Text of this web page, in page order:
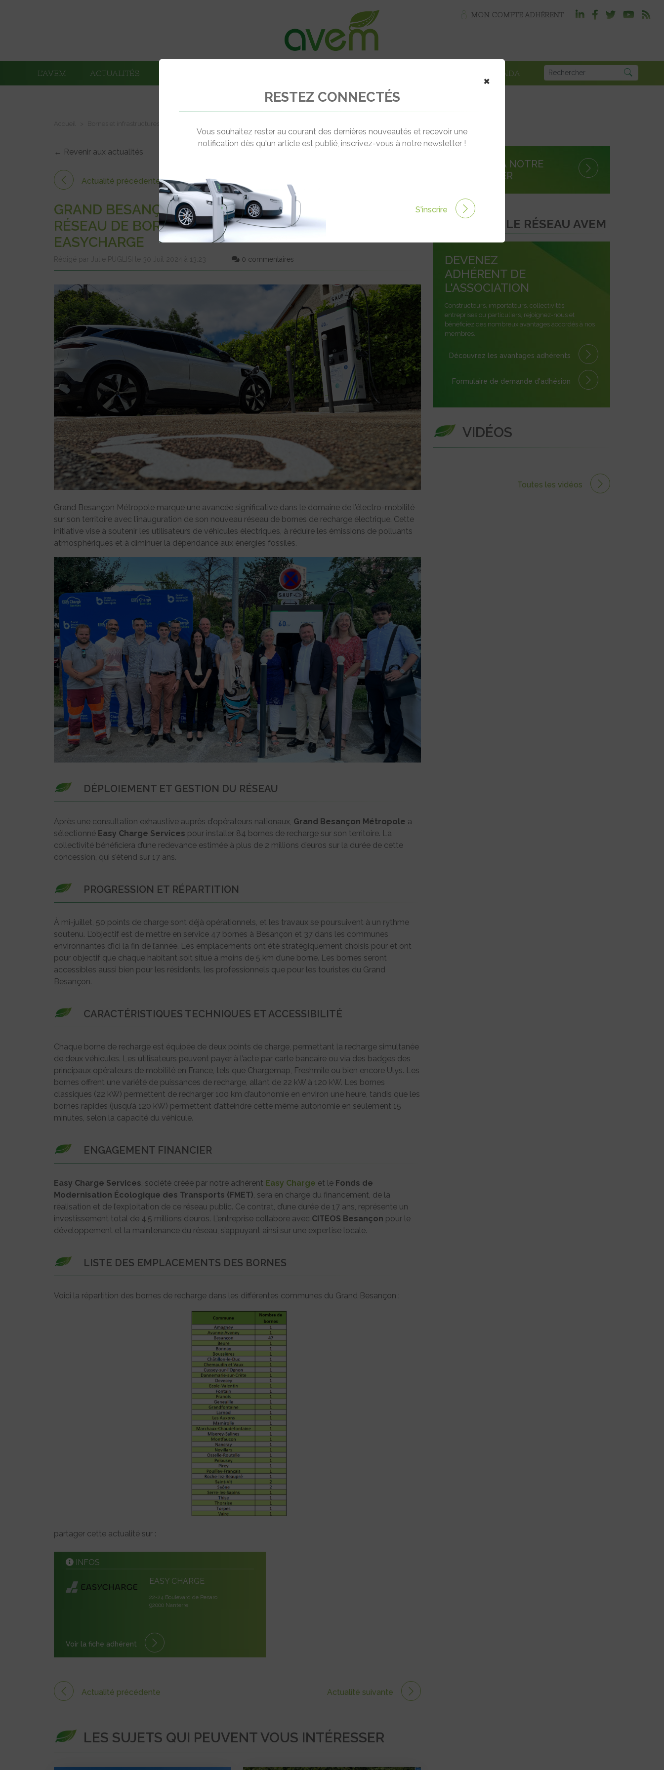
MON COMPTE ADHÉRENT
L’AVEM ACTUALITÉS AGENDA
← Revenir aux actualités
Actualité précédente
GRAND BESANÇON MÉTROPOLE INAUGURE SON
RÉSEAU DE BORNES DE RECHARGE ÉLECTRIQUE AVEC
EASYCHARGE
0 commentaires
Grand Besançon Métropole marque une avancée significative dans le domaine de l’électro-mobilité
sur son territoire avec l’inauguration de son nouveau réseau de bornes de recharge électrique. Cette
initiative vise à soutenir les utilisateurs de véhicules électriques, à réduire les émissions de polluants
atmosphériques et à diminuer la dépendance aux énergies fossiles.
DÉPLOIEMENT ET GESTION DU RÉSEAU
Après une consultation exhaustive auprès d’opérateurs nationaux, Grand Besançon Métropole a
sélectionné Easy Charge Services pour installer 84 bornes de recharge sur son territoire. La
collectivité bénéficiera d’une redevance estimée à plus de 2 millions d’euros sur la durée de cette
concession, qui s’étend sur 17 ans.
PROGRESSION ET RÉPARTITION
À mi-juillet, 50 points de charge sont déjà opérationnels, et les travaux se poursuivent à un rythme
soutenu. L’objectif est de mettre en service 47 bornes à Besançon et 37 dans les communes
environnantes d’ici la fin de l’année. Les emplacements ont été stratégiquement choisis pour et ont
pour objectif que chaque habitant soit situé à moins de 5 km d’une borne. Les bornes seront
accessibles aussi bien pour les résidents, les professionnels que pour les touristes du Grand
Besançon.
CARACTÉRISTIQUES TECHNIQUES ET ACCESSIBILITÉ
Chaque borne de recharge est équipée de deux points de charge, permettant la recharge simultanée
de deux véhicules. Les utilisateurs peuvent payer à l’acte par carte bancaire ou via des badges des
principaux opérateurs de mobilité en France, tels que Chargemap, Freshmile ou bien encore Ulys. Les
bornes offrent une variété de puissances de recharge, allant de 22 kW à 120 kW. Les bornes
classiques (22 kW) permettent de recharger 100 km d’autonomie en environ une heure, tandis que les
bornes rapides (jusqu’à 120 kW) permettent d’atteindre cette même autonomie en seulement 15
minutes, selon la capacité du véhicule.
ENGAGEMENT FINANCIER
Easy Charge Services , société créée par notre adhérent Easy Charge et le Fonds de
Modernisation Écologique des Transports (FMET) , sera en charge du financement, de la
réalisation et de l’exploitation de ce réseau public. Ce contrat, d’une durée de 17 ans, représente un
investissement total de 4,5 millions d’euros. L’entreprise collabore avec CITEOS Besançon pour le
développement et la maintenance du réseau, s’appuyant ainsi sur une expertise locale.
LISTE DES EMPLACEMENTS DES BORNES
Voici la répartition des bornes de recharge dans les différentes communes du Grand Besançon :
partager cette actualité sur :
INFOS
EASY CHARGE
22-24 Boulevard de Pesaro
92000 Nanterre
Voir la fiche adhérent
Actualité précédente Actualité suivante
LES SUJETS QUI PEUVENT VOUS INTÉRESSER
S'INSCRIRE À NOTRE
NEWSLETTER
REJOINDRE LE RÉSEAU AVEM
DEVENEZ
ADHÉRENT DE
L'ASSOCIATION
Constructeurs, importateurs, collectivités,
entreprises ou particuliers, rejoignez-nous et
bénéficiez des nombreux avantages accordés à nos
membres.
Découvrez les avantages adhérents
Formulaire de demande d'adhésion
VIDÉOS
Toutes les vidéos
×
RESTEZ CONNECTÉS
Vous souhaitez rester au courant des dernières nouveautés et recevoir une
notification dès qu'un article est publié, inscrivez-vous à notre newsletter !
S'inscrire